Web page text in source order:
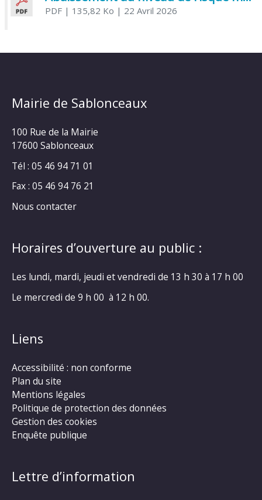
PDF| 135,82 Ko | 22 Avril 2026
Mairie de Sablonceaux
100 Rue de la Mairie
17600 Sablonceaux
Tél : 05 46 94 71 01
Fax : 05 46 94 76 21
Nous contacter
Horaires d’ouverture au public :
Les lundi, mardi, jeudi et vendredi de 13 h 30 à 17 h 00
Le mercredi de 9 h 00 à 12 h 00.
Liens
Accessibilité : non conforme
Plan du site
Mentions légales
Politique de protection des données
Gestion des cookies
Enquête publique
Lettre d’information